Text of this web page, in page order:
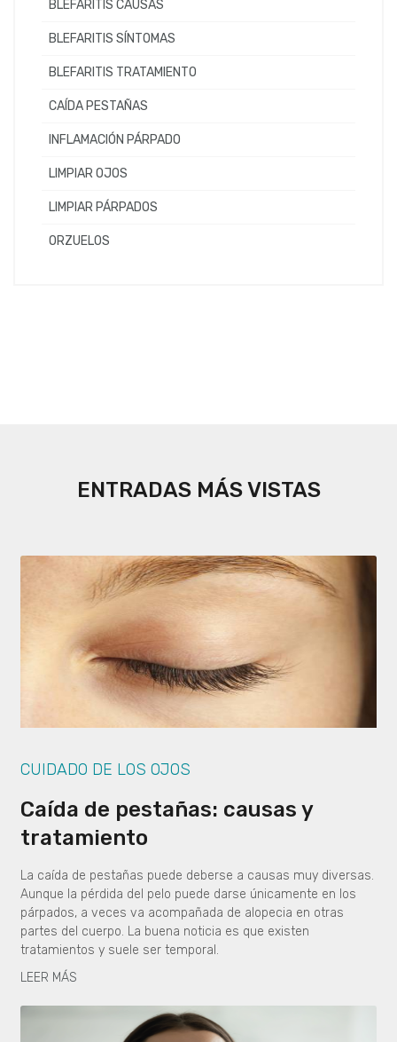
BLEFARITIS CAUSAS
BLEFARITIS SÍNTOMAS
BLEFARITIS TRATAMIENTO
CAÍDA PESTAÑAS
INFLAMACIÓN PÁRPADO
LIMPIAR OJOS
LIMPIAR PÁRPADOS
ORZUELOS
ENTRADAS MÁS VISTAS
CUIDADO DE LOS OJOS
Caída de pestañas: causas y
tratamiento
La caída de pestañas puede deberse a causas muy diversas.
Aunque la pérdida del pelo puede darse únicamente en los
párpados, a veces va acompañada de alopecia en otras
partes del cuerpo. La buena noticia es que existen
tratamientos y suele ser temporal.
LEER MÁS